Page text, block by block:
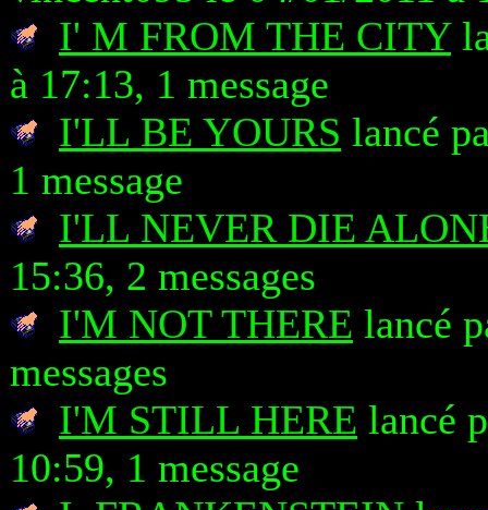
I' M FROM THE CITY
à 17:13, 1 message
I'LL BE YOURS lancé
1 message
I'LL NEVER DIE
15:36, 2 messages
I'M NOT THERE lancé
messages
I'M STILL HERE lancé
10:59, 1 message